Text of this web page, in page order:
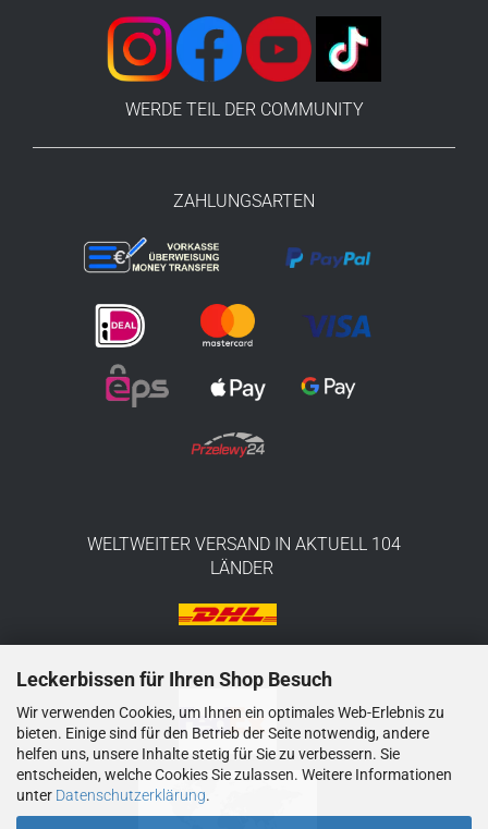
Leckerbissen für Ihren Shop Besuch
Wir verwenden Cookies, um Ihnen ein optimales Web-Erlebnis zu
bieten. Einige sind für den Betrieb der Seite notwendig, andere
helfen uns, unsere Inhalte stetig für Sie zu verbessern. Sie
entscheiden, welche Cookies Sie zulassen. Weitere Informationen
unter Datenschutzerklärung.
WERDE TEIL DER COMMUNITY
ZAHLUNGSARTEN
WELTWEITER VERSAND IN AKTUELL 104
LÄNDER